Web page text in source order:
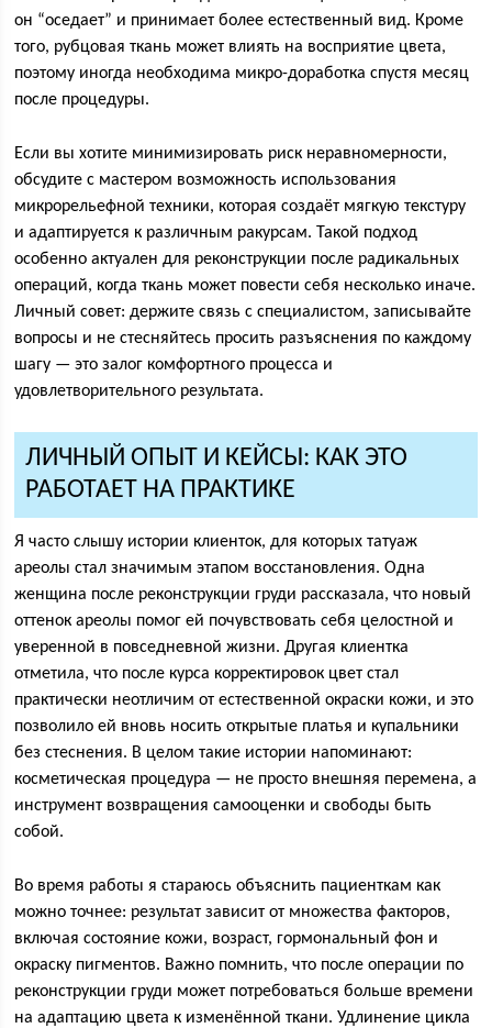
он “оседает” и принимает более естественный вид. Кроме
того, рубцовая ткань может влиять на восприятие цвета,
поэтому иногда необходима микро-доработка спустя месяц
после процедуры.
Если вы хотите минимизировать риск неравномерности,
обсудите с мастером возможность использования
микрорельефной техники, которая создаёт мягкую текстуру
и адаптируется к различным ракурсам. Такой подход
особенно актуален для реконструкции после радикальных
операций, когда ткань может повести себя несколько иначе.
Личный совет: держите связь с специалистом, записывайте
вопросы и не стесняйтесь просить разъяснения по каждому
шагу — это залог комфортного процесса и
удовлетворительного результата.
ЛИЧНЫЙ ОПЫТ И КЕЙСЫ: КАК ЭТО
РАБОТАЕТ НА ПРАКТИКЕ
Я часто слышу истории клиенток, для которых татуаж
ареолы стал значимым этапом восстановления. Одна
женщина после реконструкции груди рассказала, что новый
оттенок ареолы помог ей почувствовать себя целостной и
уверенной в повседневной жизни. Другая клиентка
отметила, что после курса корректировок цвет стал
практически неотличим от естественной окраски кожи, и это
позволило ей вновь носить открытые платья и купальники
без стеснения. В целом такие истории напоминают:
косметическая процедура — не просто внешняя перемена, а
инструмент возвращения самооценки и свободы быть
собой.
Во время работы я стараюсь объяснить пациенткам как
можно точнее: результат зависит от множества факторов,
включая состояние кожи, возраст, гормональный фон и
окраску пигментов. Важно помнить, что после операции по
реконструкции груди может потребоваться больше времени
на адаптацию цвета к изменённой ткани. Удлинение цикла